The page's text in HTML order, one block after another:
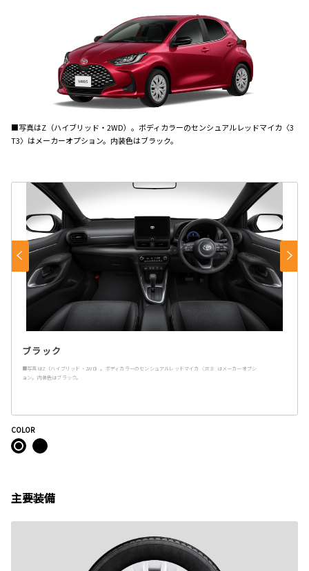
■写真はZ（ハイブリッド・2WD）。ボディカラーのセンシュアルレッドマイカ〈3
T3〉はメーカーオプション。内装色はブラック。
ブラック
■写真はZ（ハイブリッド・2WD）。ボディカラーのセンシュアルレッドマイカ〈3T3〉はメーカーオプシ
ョン。内装色はブラック。
COLOR
主要装備